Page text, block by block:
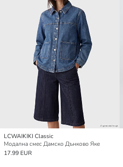
LCWAIKIKI Classic
Модална смес Дамско Дънково Яке
17.99 EUR